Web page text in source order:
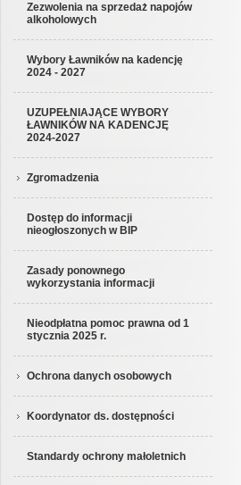
Zezwolenia na sprzedaż napojów
alkoholowych
Wybory Ławników na kadencję
2024 - 2027
UZUPEŁNIAJĄCE WYBORY
ŁAWNIKÓW NA KADENCJĘ
2024-2027
Zgromadzenia
Dostęp do informacji
nieogłoszonych w BIP
Zasady ponownego
wykorzystania informacji
Nieodpłatna pomoc prawna od 1
stycznia 2025 r.
Ochrona danych osobowych
Koordynator ds. dostępności
Standardy ochrony małoletnich